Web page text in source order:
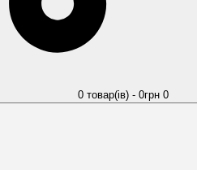
0 товар(ів) - 0грн 0